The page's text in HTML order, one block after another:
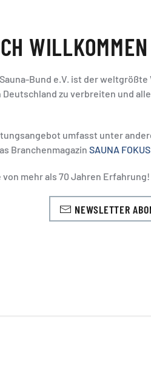
Bund e.V. ist der
Deutschland zu verbreiten und alle
umfasst unter
Branchenmagazin SAUNA FOKUS
mehr als 70 Jahren Erfahrung!
NEWSLETTER